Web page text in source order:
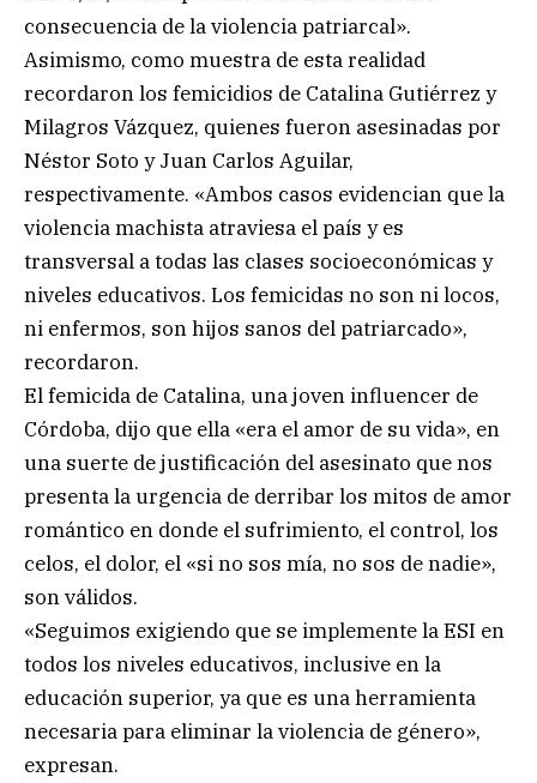
consecuencia de la violencia patriarcal».
Asimismo, como muestra de esta realidad
recordaron los femicidios de Catalina Gutiérrez y
Milagros Vázquez, quienes fueron asesinadas por
Néstor Soto y Juan Carlos Aguilar,
respectivamente. «Ambos casos evidencian que la
violencia machista atraviesa el país y es
transversal a todas las clases socioeconómicas y
niveles educativos. Los femicidas no son ni locos,
ni enfermos, son hijos sanos del patriarcado»,
recordaron.
El femicida de Catalina, una joven influencer de
Córdoba, dijo que ella «era el amor de su vida», en
una suerte de justificación del asesinato que nos
presenta la urgencia de derribar los mitos de amor
romántico en donde el sufrimiento, el control, los
celos, el dolor, el «si no sos mía, no sos de nadie»,
son válidos.
«Seguimos exigiendo que se implemente la ESI en
todos los niveles educativos, inclusive en la
educación superior, ya que es una herramienta
necesaria para eliminar la violencia de género»,
expresan.